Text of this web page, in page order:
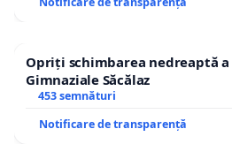
Opriți schimbarea nedreaptă
Gimnaziale Săcălaz
453 semnături
Notificare de transparență